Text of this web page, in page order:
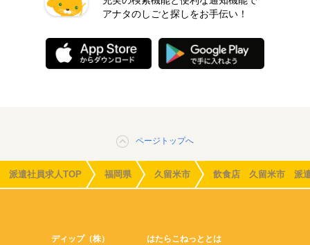
アナタのしごと探しをお手伝い！
ページトップへ
派遣社員求人TOP 福岡県 久留米市 飲食店 久留米市 派
ディップ（株） はたらこねっととは